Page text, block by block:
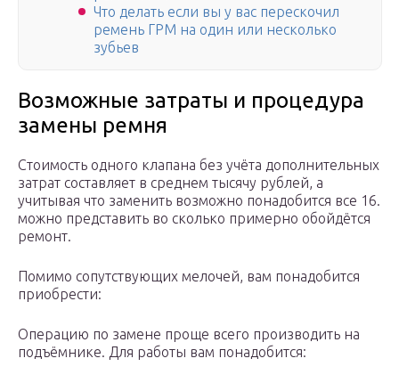
Что делать если вы у вас перескочил
ремень ГРМ на один или несколько
зубьев
Возможные затраты и процедура
замены ремня
Стоимость одного клапана без учёта дополнительных
затрат составляет в среднем тысячу рублей, а
учитывая что заменить возможно понадобится все 16.
можно представить во сколько примерно обойдётся
ремонт.
Помимо сопутствующих мелочей, вам понадобится
приобрести:
Операцию по замене проще всего производить на
подъёмнике. Для работы вам понадобится: